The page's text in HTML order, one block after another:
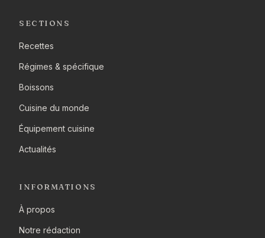
SECTIONS
Recettes
Régimes & spécifique
Boissons
Cuisine du monde
Équipement cuisine
Actualités
INFORMATIONS
À propos
Notre rédaction